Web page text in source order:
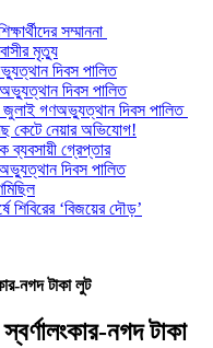
সম্মাননা
মৃত্যু
দিবস পালিত
দিবস পালিত
জুলাই গণঅভ্যুত্থান দিবস পালিত
কেটে নেয়ার অভিযোগ!
গ্রেপ্তার
দিবস পালিত
শিবিরের ‘বিজয়ের দৌড়’
নগদ টাকা লুট
নগদ টাকা